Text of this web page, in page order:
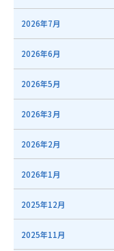
2026年7月
2026年6月
2026年5月
2026年3月
2026年2月
2026年1月
2025年12月
2025年11月